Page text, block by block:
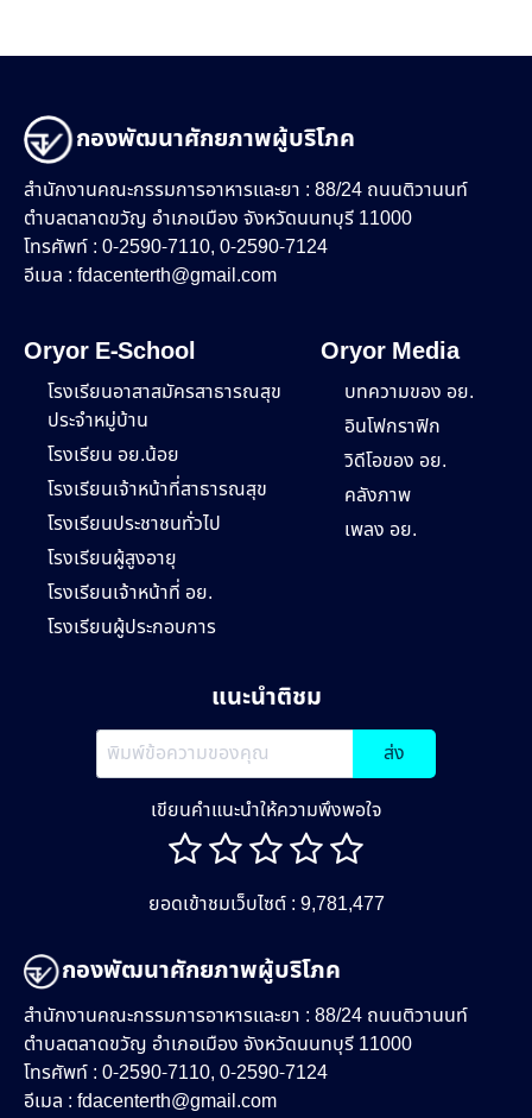
กองพัฒนาศักยภาพผู้บริโภค
สำนักงานคณะกรรมการอาหารและยา : 88/24 ถนนติวานนท์
ตำบลตลาดขวัญ อำเภอเมือง จังหวัดนนทบุรี 11000
โทรศัพท์ : 0-2590-7110, 0-2590-7124
อีเมล : fdacenterth@gmail.com
Oryor E-School
โรงเรียนอาสาสมัครสาธารณสุข
ประจำหมู่บ้าน
โรงเรียน อย.น้อย
โรงเรียนเจ้าหน้าที่สาธารณสุข
โรงเรียนประชาชนทั่วไป
โรงเรียนผู้สูงอายุ
โรงเรียนเจ้าหน้าที่ อย.
โรงเรียนผู้ประกอบการ
Oryor Media
บทความของ อย.
อินโฟกราฟิก
วิดีโอของ อย.
คลังภาพ
เพลง อย.
แนะนำติชม
ส่ง
เขียนคำแนะนำให้ความพึงพอใจ
ยอดเข้าชมเว็บไซต์ : 9,781,477
กองพัฒนาศักยภาพผู้บริโภค
สำนักงานคณะกรรมการอาหารและยา : 88/24 ถนนติวานนท์
ตำบลตลาดขวัญ อำเภอเมือง จังหวัดนนทบุรี 11000
โทรศัพท์ : 0-2590-7110, 0-2590-7124
อีเมล : fdacenterth@gmail.com